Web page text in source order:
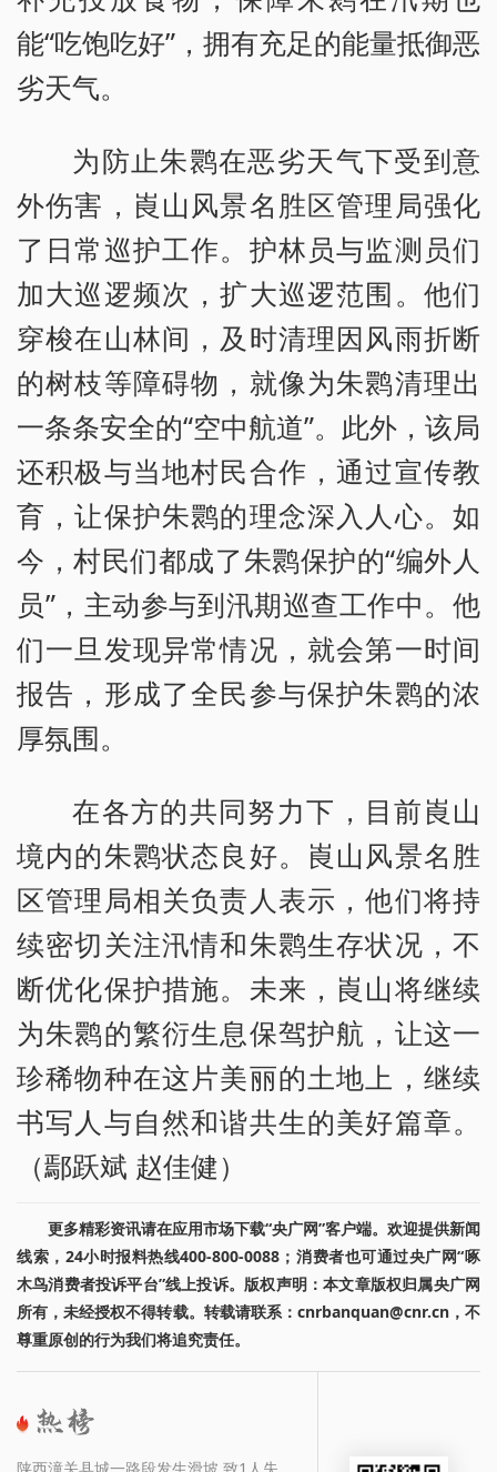
能“吃饱吃好”，拥有充足的能量抵御恶
劣天气。
为防止朱鹮在恶劣天气下受到意
外伤害，崀山风景名胜区管理局强化
了日常巡护工作。护林员与监测员们
加大巡逻频次，扩大巡逻范围。他们
穿梭在山林间，及时清理因风雨折断
的树枝等障碍物，就像为朱鹮清理出
一条条安全的“空中航道”。此外，该局
还积极与当地村民合作，通过宣传教
育，让保护朱鹮的理念深入人心。如
今，村民们都成了朱鹮保护的“编外人
员”，主动参与到汛期巡查工作中。他
们一旦发现异常情况，就会第一时间
报告，形成了全民参与保护朱鹮的浓
厚氛围。
在各方的共同努力下，目前崀山
境内的朱鹮状态良好。崀山风景名胜
区管理局相关负责人表示，他们将持
续密切关注汛情和朱鹮生存状况，不
断优化保护措施。未来，崀山将继续
为朱鹮的繁衍生息保驾护航，让这一
珍稀物种在这片美丽的土地上，继续
书写人与自然和谐共生的美好篇章。
（鄢跃斌 赵佳健）
更多精彩资讯请在应用市场下载“央广网”客户端。欢迎提供新闻
线索，24小时报料热线400-800-0088；消费者也可通过央广网“啄
木鸟消费者投诉平台”线上投诉。版权声明：本文章版权归属央广网
所有，未经授权不得转载。转载请联系：cnrbanquan@cnr.cn，不
尊重原创的行为我们将追究责任。